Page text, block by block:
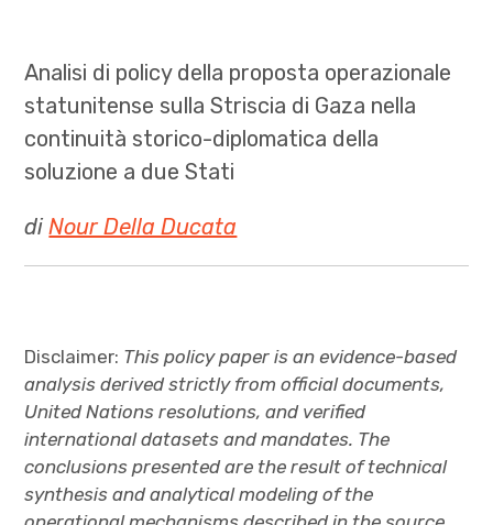
Analisi di policy della proposta operazionale
statunitense sulla Striscia di Gaza nella
continuità storico-diplomatica della
soluzione a due Stati
diNour Della Ducata
Disclaimer: This policy paper is an evidence-based
analysis derived strictly from official documents,
United Nations resolutions, and verified
international datasets and mandates. The
conclusions presented are the result of technical
synthesis and analytical modeling of the